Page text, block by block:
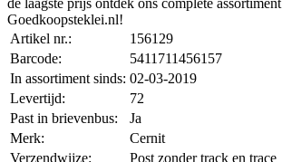
Goedkoopsteklei.nl!
Artikel nr.:
156129
Barcode:
5411711456157
In assortiment sinds: 02-03-2019
Levertijd:
72
Past in brievenbus:
Ja
Merk:
Cernit
Verzendwijze:
Post zonder track en trace